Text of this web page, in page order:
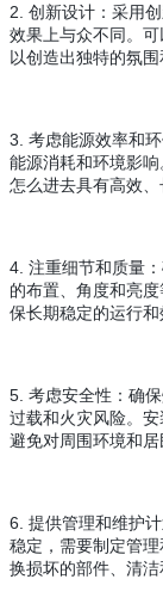
2. 创新设计：采
效果上与众不同。
以创造出独特的氛围
3. 考虑能源效率和环
能源消耗和环境影响
怎么进去具有高效
4. 注重细节和质量
的布置、角度和亮度
保长期稳定的运行和效
5. 考虑安全性：确
过载和火灾风险
避免对周围环境和居
6. 提供管理和维护计
稳定，需要制定管理
换损坏的部件、清洁